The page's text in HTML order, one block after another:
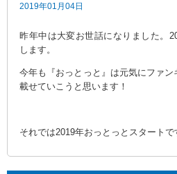
2019年01月04日
昨年中は大変お世話になりました。
します。
今年も『おっとっと』は元気にファ
載せていこうと思います！
それでは2019年おっとっとスタートで